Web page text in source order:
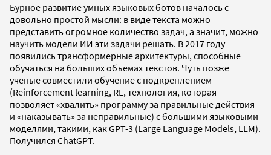
Бурное развитие умных языковых ботов началось с
довольно простой мысли: в виде текста можно
представить огромное количество задач, а значит, можно
научить модели ИИ эти задачи решать. В 2017 году
появились трансформерные архитектуры, способные
обучаться на больших объемах текстов. Чуть позже
ученые совместили обучение с подкреплением
(Reinforcement learning, RL, технология, которая
позволяет «хвалить» программу за правильные действия
и «наказывать» за неправильные) с большими языковыми
моделями, такими, как GPT-3 (Large Language Models, LLM).
Получился ChatGPT.